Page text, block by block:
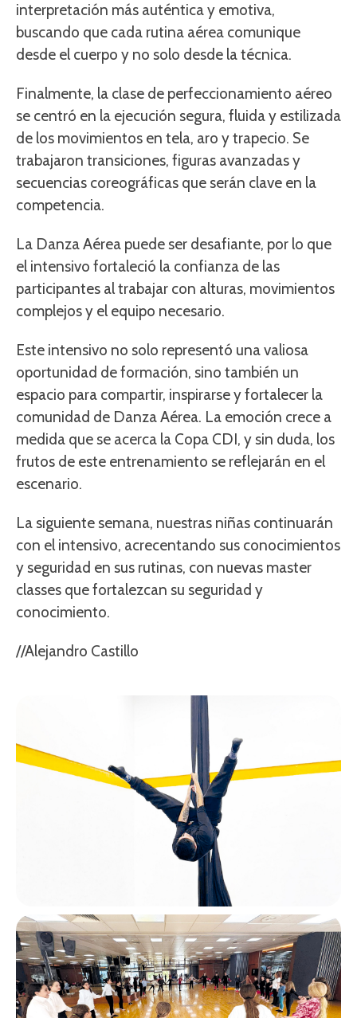
interpretación más auténtica y emotiva,
buscando que cada rutina aérea comunique
desde el cuerpo y no solo desde la técnica.
Finalmente, la clase de perfeccionamiento aéreo
se centró en la ejecución segura, fluida y estilizada
de los movimientos en tela, aro y trapecio. Se
trabajaron transiciones, figuras avanzadas y
secuencias coreográficas que serán clave en la
competencia.
La Danza Aérea puede ser desafiante, por lo que
el intensivo fortaleció la confianza de las
participantes al trabajar con alturas, movimientos
complejos y el equipo necesario.
Este intensivo no solo representó una valiosa
oportunidad de formación, sino también un
espacio para compartir, inspirarse y fortalecer la
comunidad de Danza Aérea. La emoción crece a
medida que se acerca la Copa CDI, y sin duda, los
frutos de este entrenamiento se reflejarán en el
escenario.
La siguiente semana, nuestras niñas continuarán
con el intensivo, acrecentando sus conocimientos
y seguridad en sus rutinas, con nuevas master
classes que fortalezcan su seguridad y
conocimiento.
//Alejandro Castillo